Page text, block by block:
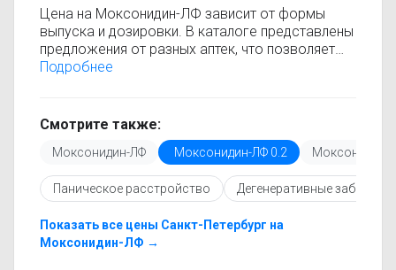
Цена на Моксонидин-ЛФ зависит от формы
выпуска и дозировки. В каталоге представлены
предложения от разных аптек, что позволяет
быстро найти, где купить Моксонидин-ЛФ по
только актуальные данные.
Перед покупкой рекомендуется ознакомиться с
инструкцией по применению, показаниями и
противопоказаниями. При необходимости вы
можете подобрать аналоги Моксонидин-ЛФ с
доступной ценой.
Чтобы купить Моксонидин-ЛФ в ближайшей
Подробнее
Смотрите также:
Моксонидин-ЛФ Моксонидин-ЛФ 0.2 Моксонидин-
Паническое расстройство Дегенеративные
Показать все цены Санкт-Петербург на
Моксонидин-ЛФ →